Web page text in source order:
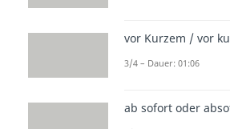
vor Kurzem / vor
3/4 – Dauer: 01:06
ab sofort oder